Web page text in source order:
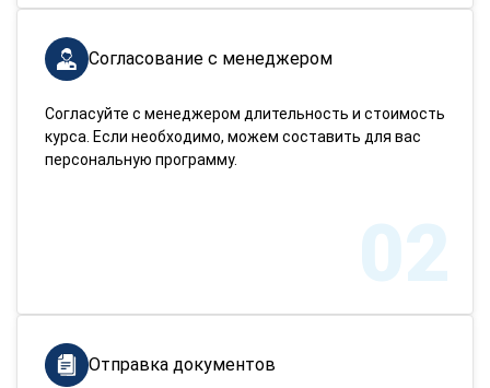
Согласование с менеджером
Согласуйте с менеджером длительность и стоимость
курса. Если необходимо, можем составить для вас
персональную программу.
02
Отправка документов